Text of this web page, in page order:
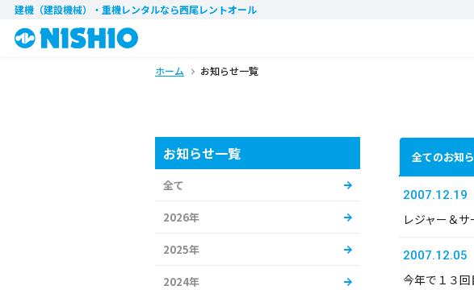
建機（建設機械）・重機レンタルなら西尾レントオール
ホーム お知らせ一覧
全てのお知
2007.12.19
レジャー＆
2007.12.05
今年で１３
お知らせ一覧
全て
2026年
2025年
2024年